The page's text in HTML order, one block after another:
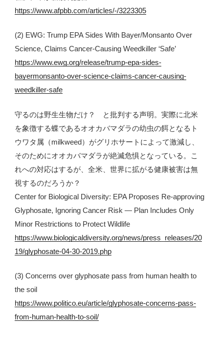
https://www.afpbb.com/articles/-/3223305
(2) EWG: Trump EPA Sides With Bayer/Monsanto Over
Science, Claims Cancer-Causing Weedkiller ‘Safe’
https://www.ewg.org/release/trump-epa-sides-
bayermonsanto-over-science-claims-cancer-causing-
weedkiller-safe
守るのは野生生物だけ？ と批判する声明。実際に北米
を象徴する蝶であるオオカバマダラの幼虫の餌となるト
ウワタ属（milkweed）がグリホサートによって激減し、
そのためにオオカバマダラが絶滅危惧となっている。こ
れへの対応はするが、全米、世界に拡がる健康被害は無
視するのだろうか？
Center for Biological Diversity: EPA Proposes Re-approving
Glyphosate, Ignoring Cancer Risk — Plan Includes Only
Minor Restrictions to Protect Wildlife
https://www.biologicaldiversity.org/news/press_releases/20
19/glyphosate-04-30-2019.php
(3) Concerns over glyphosate pass from human health to
the soil
https://www.politico.eu/article/glyphosate-concerns-pass-
from-human-health-to-soil/